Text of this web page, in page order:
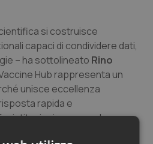
& Testa Collo
si costruisce
capaci di condividere dati,
– ha sottolineato Rino
Hub rappresenta un
unisce eccellenza
rapida e
istituzioni europee. La